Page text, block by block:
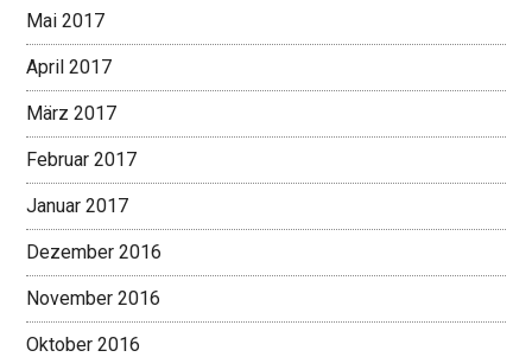
Mai 2017
April 2017
März 2017
Februar 2017
Januar 2017
Dezember 2016
November 2016
Oktober 2016